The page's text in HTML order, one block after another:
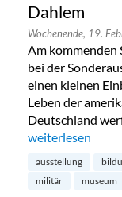
Dahlem
Wochenende, 19.
Am kommenden
bei der
einen kleinen
Leben der
Deutschland
„Little America
weiterlesen
ausstellung
militär
museum